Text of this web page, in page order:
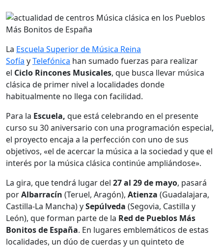
La Escuela Superior de Música Reina
Sofía yTelefónica han sumado fuerzas para realizar
el Ciclo Rincones Musicales, que busca llevar música
clásica de primer nivel a localidades donde
habitualmente no llega con facilidad.
Para la Escuela, que está celebrando en el presente
curso su 30 aniversario con una programación especial,
el proyecto encaja a la perfección con uno de sus
objetivos, «el de acercar la música a la sociedad y que el
interés por la música clásica continúe ampliándose».
La gira, que tendrá lugar del 27 al 29 de mayo, pasará
porAlbarracín (Teruel, Aragón), Atienza (Guadalajara,
Castilla-La Mancha) ySepúlveda (Segovia, Castilla y
León), que forman parte de la Red de Pueblos Más
Bonitos de España. En lugares emblemáticos de estas
localidades, un dúo de cuerdas y un quinteto de